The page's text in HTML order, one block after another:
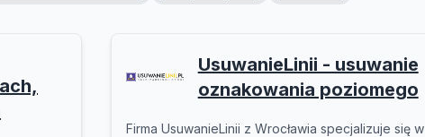
UsuwanieLinii - usuwanie
oznakowania poziomego
Firma UsuwanieLinii z Wrocławia specjalizuje się w